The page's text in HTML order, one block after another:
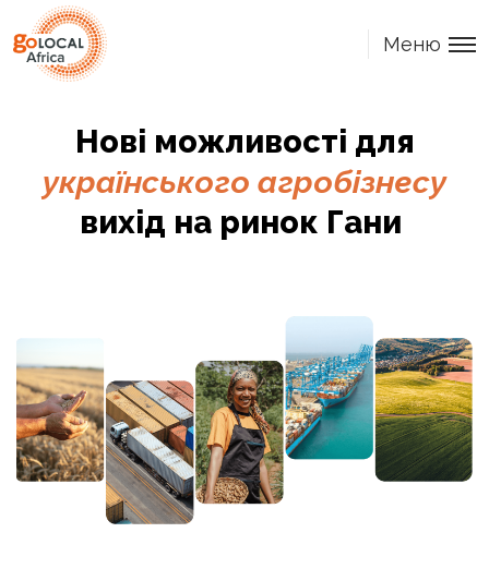
Меню
Нові можливості для
українського агробізнесу
вихід на ринок Гани ​